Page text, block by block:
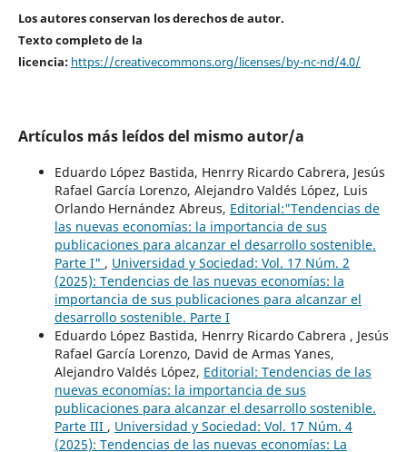
Los autores conservan los derechos de autor.
Texto completo de la
licencia: https://creativecommons.org/licenses/by-nc-nd/4.0/
Artículos más leídos del mismo autor/a
Eduardo López Bastida, Henrry Ricardo Cabrera, Jesús
Rafael García Lorenzo, Alejandro Valdés López, Luis
Orlando Hernández Abreus, Editorial:"Tendencias de
las nuevas economías: la importancia de sus
publicaciones para alcanzar el desarrollo sostenible.
Parte I" , Universidad y Sociedad: Vol. 17 Núm. 2
(2025): Tendencias de las nuevas economías: la
importancia de sus publicaciones para alcanzar el
desarrollo sostenible. Parte I
Eduardo López Bastida, Henrry Ricardo Cabrera , Jesús
Rafael García Lorenzo, David de Armas Yanes,
Alejandro Valdés López, Editorial: Tendencias de las
nuevas economías: la importancia de sus
publicaciones para alcanzar el desarrollo sostenible.
Parte III , Universidad y Sociedad: Vol. 17 Núm. 4
(2025): Tendencias de las nuevas economías: La